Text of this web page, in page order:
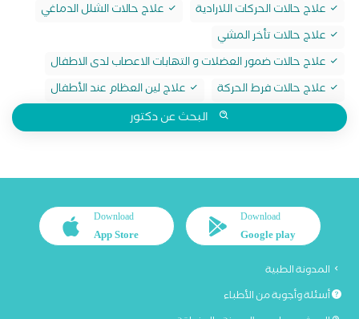
علاج حالات الحركات اللارادية
علاج حالات الشلل الدماغي
علاج حالات تأخر المشي
علاج حالات ضمور العضلات و التهابات الاعصاب لدى الاطفال
علاج حالات فرط الحركة
علاج لين العظام عند الأطفال
البحث عن دكتور
Download
Google play
Download
App Store
المدونة الطبية
أسئلة وأجوبة من الأطباء